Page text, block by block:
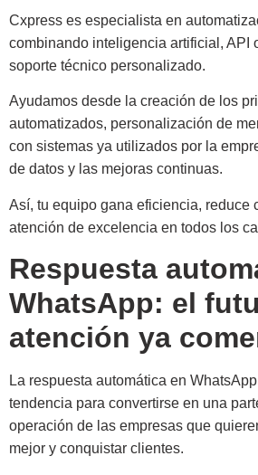
Cxpress es especialista en
combinando inteligencia artificial, API
soporte técnico personalizado.
Ayudamos desde la creación de los
automatizados, personalización de
con sistemas ya utilizados por la
de datos y las mejoras continuas.
Así, tu equipo gana eficiencia, reduce
atención de excelencia en todos los
Respuesta
WhatsApp: el
atención ya
La respuesta automática en
tendencia para convertirse en una
operación de las empresas que
mejor y conquistar clientes.